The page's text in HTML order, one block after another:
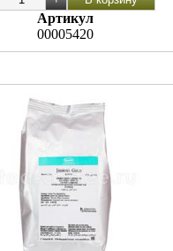
Артикул
00005420